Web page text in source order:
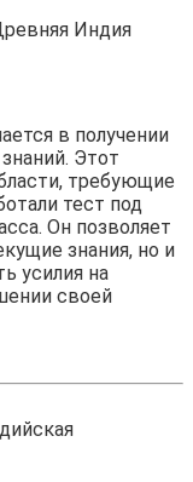
Индия
в получении
Этот
требующие
тест под
Он позволяет
знания, но и
усилия на
своей